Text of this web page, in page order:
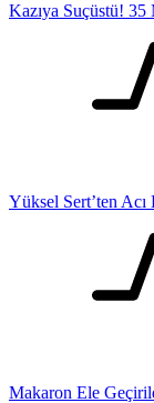
Kazıya Suçüstü! 35
Yüksel Sert’ten Acı
Makaron Ele